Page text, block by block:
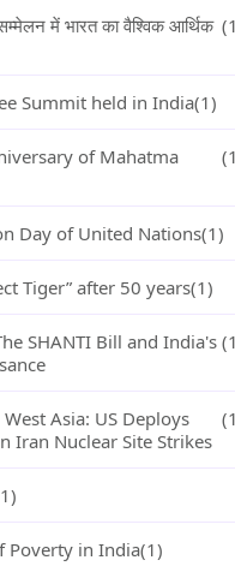
में भारत का वैश्विक आर्थिक
Summit held in India(1)
of Mahatma
Day of United Nations(1)
Tiger” after 50 years(1)
SHANTI Bill and India's
Asia: US Deploys
Iran Nuclear Site Strikes
Poverty in India(1)